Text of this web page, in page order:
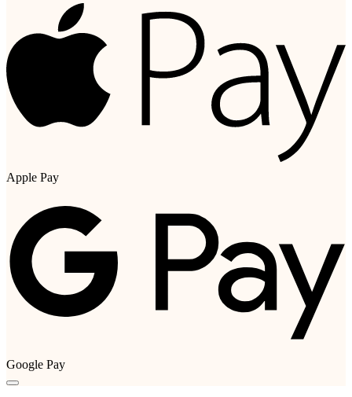
Apple Pay
Google Pay